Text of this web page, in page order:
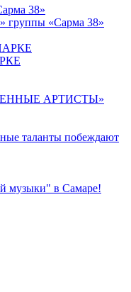
группы «Сарма 38»
АРТИСТЫ»
таланты побеждают
музыки" в Самаре!